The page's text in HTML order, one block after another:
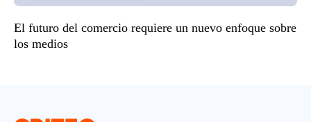
El futuro del comercio requiere un nuevo enfoque sobre
los medios